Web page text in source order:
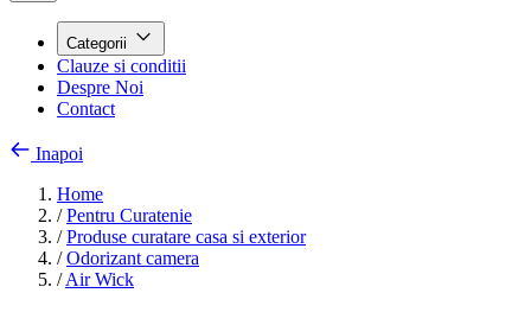
Categorii
Clauze si conditii
Despre Noi
Contact
Inapoi
Home
/ Pentru Curatenie
/ Produse curatare casa si exterior
/ Odorizant camera
/ Air Wick